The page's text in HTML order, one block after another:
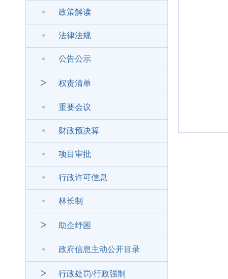
政策解读
法律法规
公告公示
> 权责清单
重要会议
财政预决算
项目审批
行政许可信息
林长制
> 助企纾困
政府信息主动公开目录
> 行政处罚/行政强制